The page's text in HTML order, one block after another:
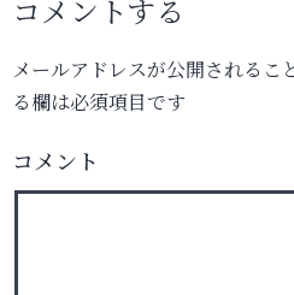
コメントする
メールアドレスが公開されるこ
る欄は必須項目です
コメント